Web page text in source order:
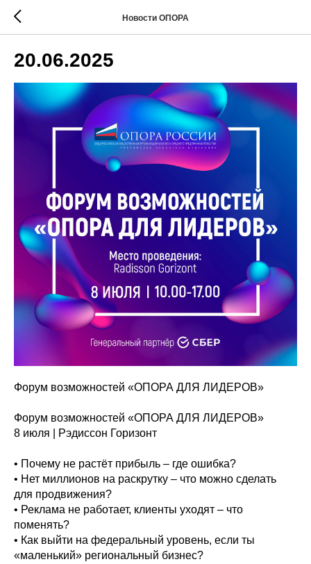
Новости ОПОРА
20.06.2025
Форум возможностей «ОПОРА ДЛЯ ЛИДЕРОВ»
Форум возможностей «ОПОРА ДЛЯ ЛИДЕРОВ»
8 июля | Рэдиссон Горизонт
• Почему не растёт прибыль – где ошибка?
• Нет миллионов на раскрутку – что можно сделать
для продвижения?
• Реклама не работает, клиенты уходят – что
поменять?
• Как выйти на федеральный уровень, если ты
«маленький» региональный бизнес?